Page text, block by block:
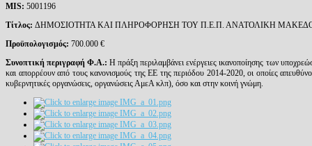
MIS: 5001196
Τίτλος: ΔΗΜΟΣΙΟΤΗΤΑ ΚΑΙ ΠΛΗΡΟΦΟΡΗΣΗ ΤΟΥ Π.Ε.Π. ΑΝΑΤΟΛΙΚΗ
Προϋπολογισμός: 700.000 €
Συνοπτική περιγραφή Φ.Α.: Η πράξη περιλαμβάνει ενέργειες ικανοποίησης των
και απορρέουν από τους κανονισμούς της ΕΕ της περιόδου 2014-2020, οι οποίες
κυβερνητικές οργανώσεις, οργανώσεις ΑμεΑ κλπ), όσο και στην κοινή γνώμη.